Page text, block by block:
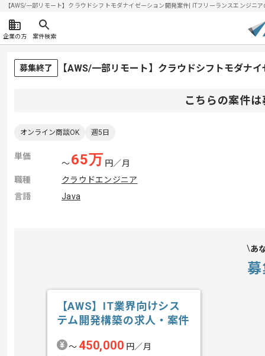
【AWS/一部リモート】クラウドシフトモダナイゼーション開発案件| ITフリーランスエンジ
企業の方 案件検索
募集終了 【AWS/一部リモート】クラウドシフトモダナ
こちらの案件
オンライン商談OK 週5日
単価
〜65万 円／月
職種
クラウドエンジニア
言語
Java
あ
【AWS】IT業界向けシス
テム開発構築の求人・案件
〜 450,000 円／月